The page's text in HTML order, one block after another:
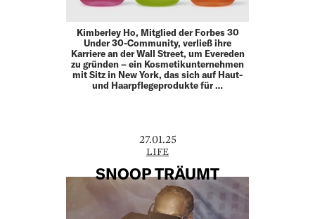
Kimberley Ho, Mitglied der Forbes 30
Under 30-Community, verließ ihre
Karriere an der Wall Street, um Evereden
zu gründen – ein Kosmetikunternehmen
mit Sitz in New York, das sich auf Haut-
und Haarpflegeprodukte für …
27.01.25
LIFE
SNOOP TRÄUMT